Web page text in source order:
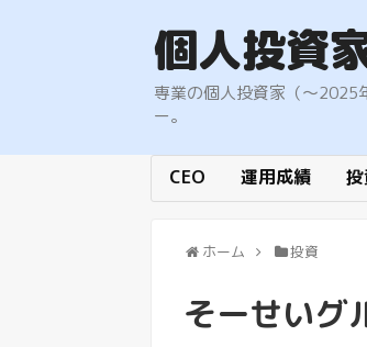
個人投資
専業の個人投資家（〜2025
ー。
CEO 運用成績
ホーム 投資
そーせいグ